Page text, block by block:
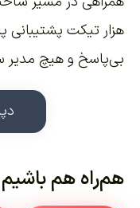
هزار تیکت
بی‌پاسخ و هیچ مدیر
هم‌راه هم باشیم